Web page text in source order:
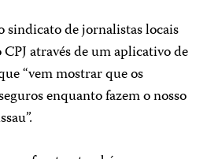
sindicato de jornalistas locais
através de um aplicativo de
“vem mostrar que os
enquanto fazem o nosso